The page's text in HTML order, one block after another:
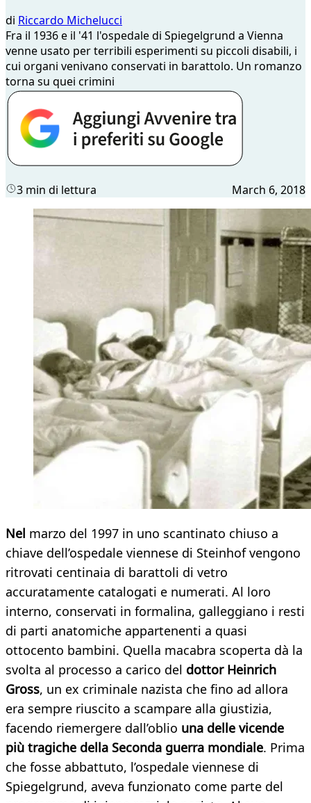
di Riccardo Michelucci
Fra il 1936 e il '41 l'ospedale di Spiegelgrund a Vienna
venne usato per terribili esperimenti su piccoli disabili, i
cui organi venivano conservati in barattolo. Un romanzo
torna su quei crimini
3 min di lettura March 6, 2018
Nel marzo del 1997 in uno scantinato chiuso a
chiave dell’ospedale viennese di Steinhof vengono
ritrovati centinaia di barattoli di vetro
accuratamente catalogati e numerati. Al loro
interno, conservati in formalina, galleggiano i resti
di parti anatomiche appartenenti a quasi
ottocento bambini. Quella macabra scoperta dà la
svolta al processo a carico del dottor Heinrich
Gross, un ex criminale nazista che fino ad allora
era sempre riuscito a scampare alla giustizia,
facendo riemergere dall’oblio una delle vicende
più tragiche della Seconda guerra mondiale. Prima
che fosse abbattuto, l’ospedale viennese di
Spiegelgrund, aveva funzionato come parte del